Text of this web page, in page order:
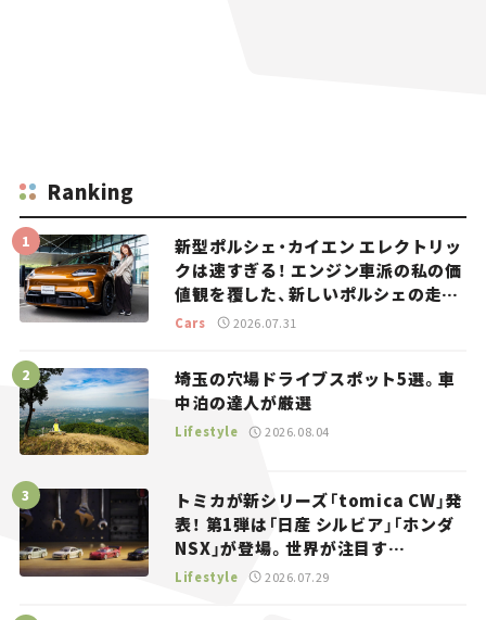
Ranking
新型ポルシェ・カイエン エレクトリッ
クは速すぎる！ エンジン車派の私の価
値観を覆した、新しいポルシェの走
り。
Cars 2026.07.31
埼玉の穴場ドライブスポット5選。車
中泊の達人が厳選
Lifestyle 2026.08.04
トミカが新シリーズ「tomica CW」発
表！ 第1弾は「日産 シルビア」「ホンダ
NSX」が登場。世界が注目す
る“JDM”に焦点【クルマとホビー】
Lifestyle 2026.07.29